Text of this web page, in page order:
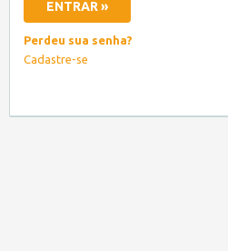
Perdeu sua senha?
Cadastre-se